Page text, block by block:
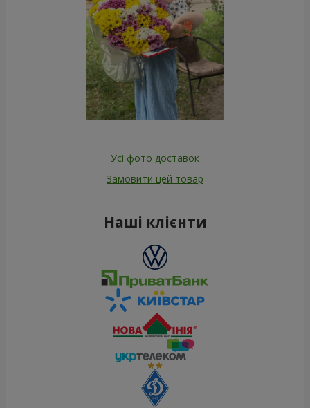
Усі фото доставок
Замовити цей товар
Наші клієнти